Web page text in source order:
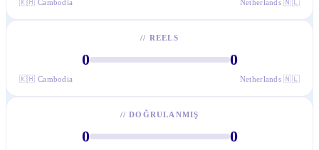
🇰🇭 Cambodia Netherlands 🇳🇱
// REELS
0 0
🇰🇭 Cambodia Netherlands 🇳🇱
//DOĞRULANMIŞ
0 0